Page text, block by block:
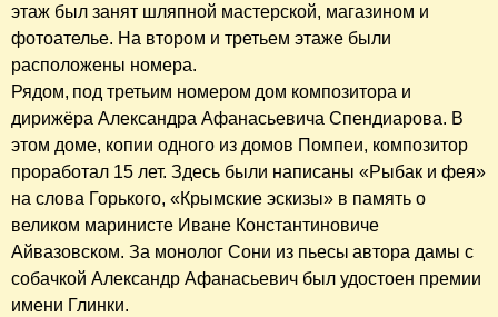
этаж был занят шляпной мастерской, магазином и
фотоателье. На втором и третьем этаже были
расположены номера.
Рядом, под третьим номером дом композитора и
дирижёра Александра Афанасьевича Спендиарова. В
этом доме, копии одного из домов Помпеи, композитор
проработал 15 лет. Здесь были написаны «Рыбак и фея»
на слова Горького, «Крымские эскизы» в память о
великом маринисте Иване Константиновиче
Айвазовском. За монолог Сони из пьесы автора дамы с
собачкой Александр Афанасьевич был удостоен премии
имени Глинки.